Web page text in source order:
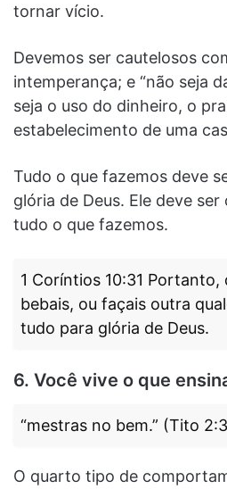
tornar vício.
Devemos ser cautelosos
intemperança; e “não seja
seja o uso do dinheiro, o
estabelecimento de uma
Tudo o que fazemos deve
glória de Deus. Ele deve
tudo o que fazemos.
1 Coríntios 10:31 Portanto,
bebais, ou façais outra
tudo para glória de Deus.
6. Você vive o que
“mestras no bem.” (Tito
O quarto tipo de